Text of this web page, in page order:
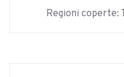
Regioni coperte: